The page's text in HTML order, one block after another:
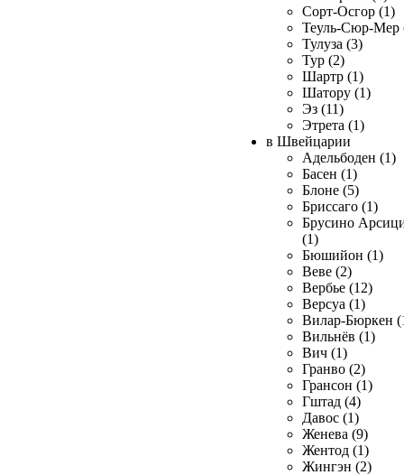
Сорт-Осгор (1)
Теуль-Сюр-Мер
Тулуза (3)
Тур (2)
Шартр (1)
Шатору (1)
Эз (11)
Этрета (1)
в Швейцарии
Адельбоден (1)
Басен (1)
Блоне (5)
Бриссаго (1)
Брусино
(1)
Бюшийон (1)
Веве (2)
Вербье (12)
Версуа (1)
Вилар-Бюркен
Вильнёв (1)
Вич (1)
Гранво (2)
Грансон (1)
Гштад (4)
Давос (1)
Женева (9)
Жентод (1)
Жингэн (2)